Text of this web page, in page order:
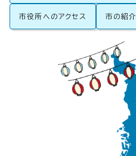
市役所へのアクセス 市の紹介